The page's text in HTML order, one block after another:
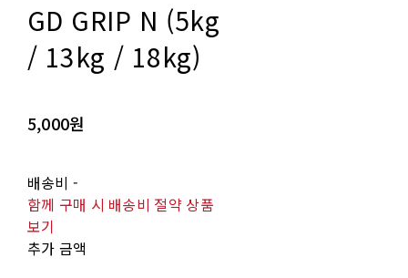
GD GRIP N (5kg
/ 13kg / 18kg)
5,000원
배송비 -
함께 구매 시 배송비 절약 상품
보기
추가 금액